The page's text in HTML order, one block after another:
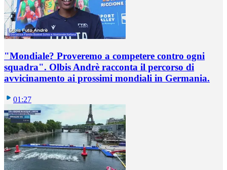
"Mondiale? Proveremo a competere contro ogni
squadra". Olbis Andrè racconta il percorso di
avvicinamento ai prossimi mondiali in Germania.
01:27